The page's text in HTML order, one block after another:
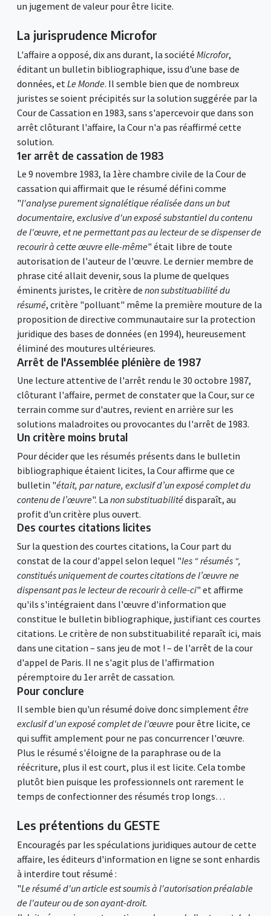
un jugement de valeur pour être licite.
La jurisprudence Microfor
L'affaire a opposé, dix ans durant, la société Microfor,
éditant un bulletin bibliographique, issu d'une base de
données, etLe Monde. Il semble bien que de nombreux
juristes se soient précipités sur la solution suggérée par la
Cour de Cassation en 1983, sans s'apercevoir que dans son
arrêt clôturant l'affaire, la Cour n'a pas réaffirmé cette
solution.
1er arrêt de cassation de 1983
Le 9 novembre 1983, la 1ère chambre civile de la Cour de
cassation qui affirmait que le résumé défini comme
"l'analyse purement signalétique réalisée dans un but
documentaire, exclusive d'un exposé substantiel du contenu
de l'œuvre, et ne permettant pas au lecteur de se dispenser de
recourir à cette œuvre elle-même" était libre de toute
autorisation de l'auteur de l'œuvre. Le dernier membre de
phrase cité allait devenir, sous la plume de quelques
éminents juristes, le critère de non substituabilité du
résumé, critère "polluant" même la première mouture de la
proposition de directive communautaire sur la protection
juridique des bases de données (en 1994), heureusement
éliminé des moutures ultérieures.
Arrêt de l'Assemblée plénière de 1987
Une lecture attentive de l'arrêt rendu le 30 octobre 1987,
clôturant l'affaire, permet de constater que la Cour, sur ce
terrain comme sur d'autres, revient en arrière sur les
solutions maladroites ou provocantes du l'arrêt de 1983.
Un critère moins brutal
Pour décider que les résumés présents dans le bulletin
bibliographique étaient licites, la Cour affirme que ce
bulletin "était, par nature, exclusif d’un exposé complet du
contenu de l’œuvre". La non substituabilitédisparaît, au
profit d'un critère plus ouvert.
Des courtes citations licites
Sur la question des courtes citations, la Cour part du
constat de la cour d'appel selon lequel "les “ résumés “,
constitués uniquement de courtes citations de l’œuvre ne
dispensant pas le lecteur de recourir à celle-ci" et affirme
qu'ils s'intégraient dans l'œuvre d'information que
constitue le bulletin bibliographique, justifiant ces courtes
citations. Le critère de non substituabilité reparaît ici, mais
dans une citation – sans jeu de mot ! – de l'arrêt de la cour
d'appel de Paris. Il ne s'agit plus de l'affirmation
péremptoire du 1er arrêt de cassation.
Pour conclure
Il semble bien qu'un résumé doive donc simplementêtre
exclusif d'un exposé complet de l'œuvre pour être licite, ce
qui suffit amplement pour ne pas concurrencer l'œuvre.
Plus le résumé s'éloigne de la paraphrase ou de la
réécriture, plus il est court, plus il est licite. Cela tombe
plutôt bien puisque les professionnels ont rarement le
temps de confectionner des résumés trop longs…
Les prétentions du GESTE
Encouragés par les spéculations juridiques autour de cette
affaire, les éditeurs d'information en ligne se sont enhardis
à interdire tout résumé :
"Le résumé d'un article est soumis à l'autorisation préalable
de l'auteur ou de son ayant-droit.